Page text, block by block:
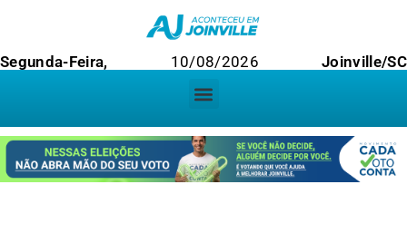
Segunda-Feira, 10/08/2026 Joinville/SC